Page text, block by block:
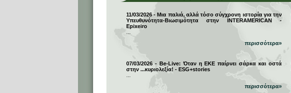
11/03/2026 - Μια παλιά, αλλά τόσο σύγχρονη ιστορία για την
Υπευθυνότητα-Βιωσιμότητα στην INTERAMERICAN -
Epixeiro
περισσότερα»
07/03/2026 - Be-Live: Όταν η ΕΚΕ παίρνει σάρκα και οστά
στην ...κυριολεξία! - ESG+stories
περισσότερα»